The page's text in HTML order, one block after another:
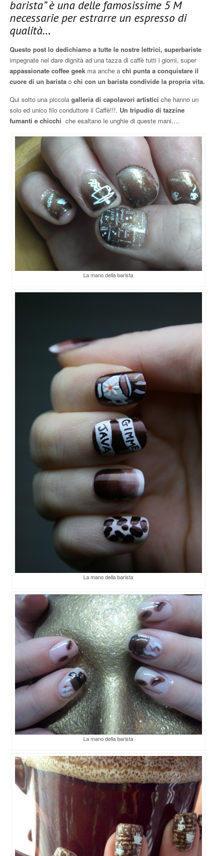
barista” è una delle famosissime 5 M
necessarie per estrarre un espresso di
qualità…
Questo post lo dedichiamo a tutte le nostre lettrici, superbariste
impegnate nel dare dignità ad una tazza di caffè tutti i giorni, super
appassionate coffee geek ma anche a chi punta a conquistare il
cuore di un barista o chi con un barista condivide la propria vita.
Qui sotto una piccola galleria di capolavori artistici che hanno un
solo ed unico filo conduttore il Caffè!!!. Un tripudio di tazzine
fumanti e chicchi che esaltano le unghie di queste mani….
La mano della barista
La mano della barista
La mano della barista